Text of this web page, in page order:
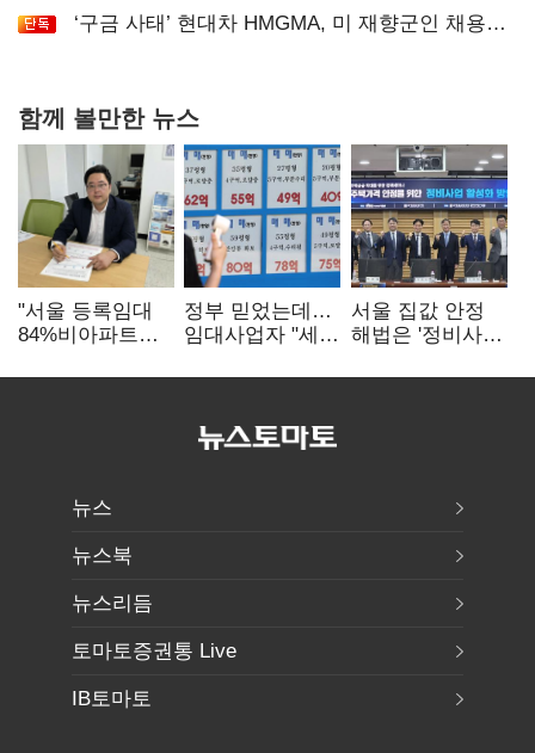
‘구금 사태’ 현대차 HMGMA, 미 재향군인 채용
함께 볼만한 뉴스
"서울 등록임대
84%비아파트…
달리해야"
정부 믿었는데…
임대사업자 "세금
서울 집값 안정
해법은 '정비사업
분쟁 해소도 과제
뉴스
뉴스북
뉴스리듬
토마토증권통 Live
IB토마토